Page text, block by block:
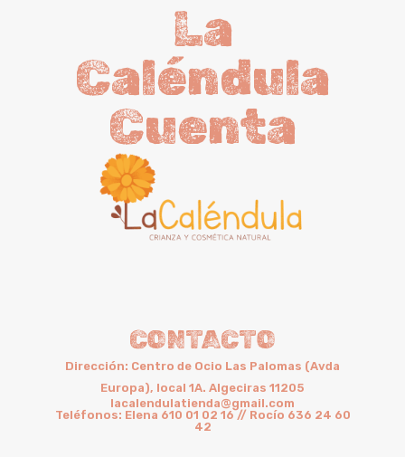
La
Caléndula
Cuenta
CONTACTO
Dirección: Centro de Ocio Las Palomas (Avda
Europa), local 1A. Algeciras 11205
lacalendulatienda@gmail.com
Teléfonos: Elena 610 01 02 16 // Rocío 636 24 60
42